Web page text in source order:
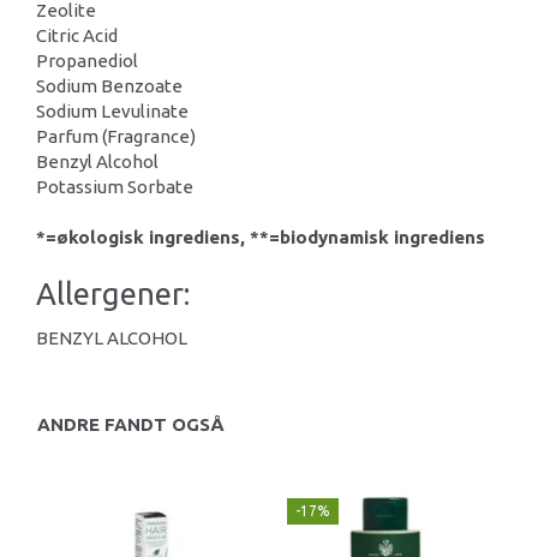
Zeolite
Citric Acid
Propanediol
Sodium Benzoate
Sodium Levulinate
Parfum (Fragrance)
Benzyl Alcohol
Potassium Sorbate
*=økologisk ingrediens, **=biodynamisk ingrediens
Allergener:
BENZYL ALCOHOL
ANDRE FANDT OGSÅ
-17%